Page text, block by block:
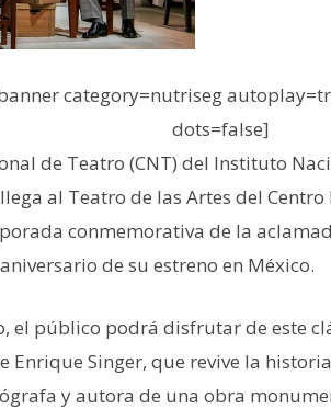
category=nutriseg
dots=false]
de Teatro (CNT) del Instituto
al Teatro de las Artes del Centro
conmemorativa de la
de su estreno en México.
el público podrá disfrutar de este
Enrique Singer, que revive la
y autora de una obra